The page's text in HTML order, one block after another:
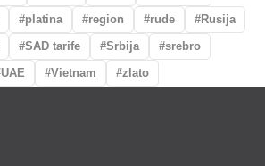
platina region rude
Rusija
SAD tarife Srbija
srebro
UAE Vietnam zlato